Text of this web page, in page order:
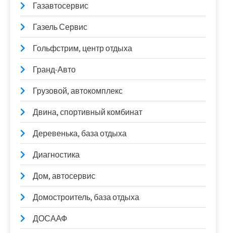
Газавтосервис
Газель Сервис
Гольфстрим, центр отдыха
Гранд-Авто
Грузовой, автокомплекс
Двина, спортивный комбинат
Деревенька, база отдыха
Диагностика
Дом, автосервис
Домостроитель, база отдыха
ДОСААФ